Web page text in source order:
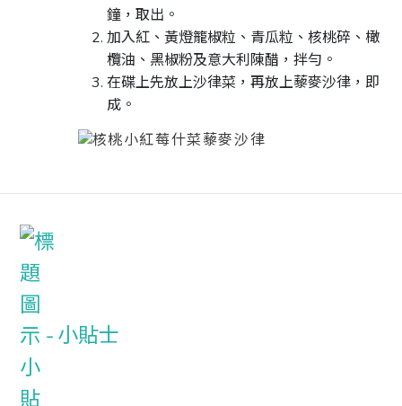
鐘，取出。
加入紅、黃燈籠椒粒、青瓜粒、核桃碎、橄
欖油、黑椒粉及意大利陳醋，拌勻。
在碟上先放上沙律菜，再放上藜麥沙律，即
成。
小貼士